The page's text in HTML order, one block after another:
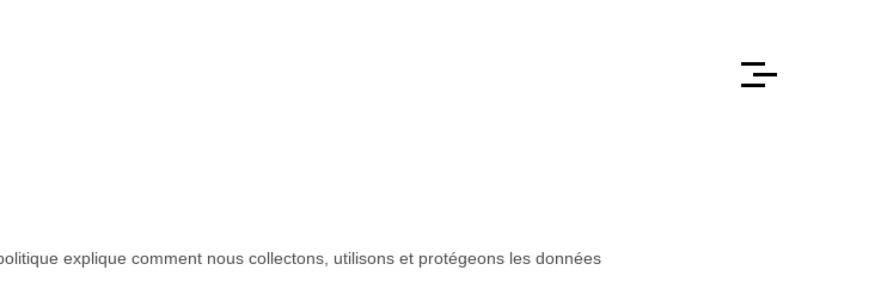
explique comment nous collectons, utilisons et protégeons les données